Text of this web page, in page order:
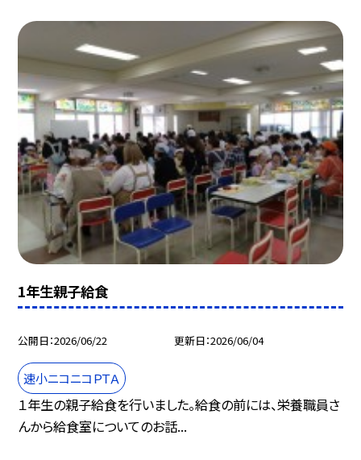
1年生親子給食
公開日 2026/06/22 更新日 2026/06/04
速小ニコニコＰＴＡ
１年生の親子給食を行いました。給食の前には、栄養職員さ
んから給食室についてのお話...